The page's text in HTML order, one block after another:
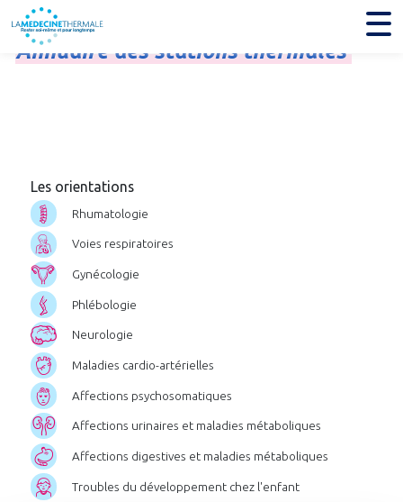
Annuairedesstationsthermales
Les orientations
Rhumatologie
Voies respiratoires
Gynécologie
Phlébologie
Neurologie
Maladies cardio-artérielles
Affections psychosomatiques
Affections urinaires et maladies métaboliques
Affections digestives et maladies métaboliques
Troubles du développement chez l'enfant